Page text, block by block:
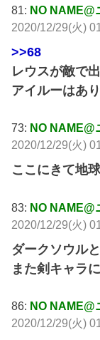
81: NO NAME@
2020/12/29(火)
>>68
レウスが敵で
アイルーはあ
73: NO NAME@
2020/12/29(火)
ここにきて地
83: NO NAME@
2020/12/29(火)
ダークソウル
また剣キャラ
86: NO NAME@
2020/12/29(火)